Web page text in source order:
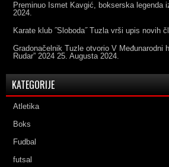
Preminuo Ismet Kavgić, bokserska legenda
2024.
Karate klub ˝Sloboda˝ Tuzla vrši upis novih
Gradonačelnik Tuzle otvorio V Međunarodni
Rudar” 2024 25. Augusta 2024.
KATEGORIJE
Atletika
Boks
Fudbal
futsal